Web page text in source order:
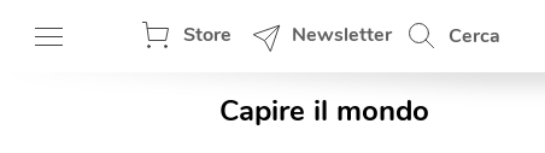
Store Newsletter Cerca
Capire il mondo